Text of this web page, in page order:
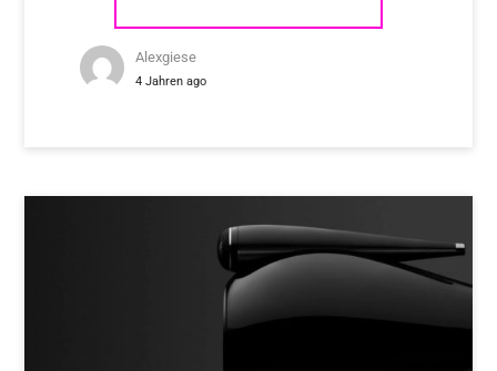
Alexgiese
4 Jahren ago